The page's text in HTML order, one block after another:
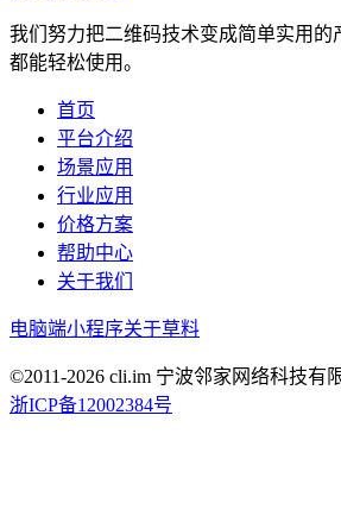
我们努力把二维码技术变成简单实用的
都能轻松使用。
首页
平台介绍
场景应用
行业应用
价格方案
帮助中心
关于我们
电脑端小程序关于草料
©2011-2026 cli.im 宁波邻家网络科技有
浙ICP备12002384号